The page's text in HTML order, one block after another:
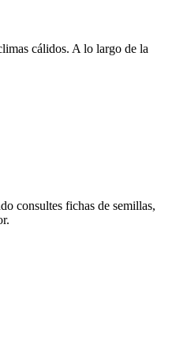
cálidos. A lo largo de la
consultes fichas de semillas,